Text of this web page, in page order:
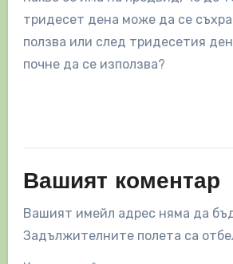
тридесет дена може да се
ползва или след тридесетия
почне да се използва?
Вашият коментар
Вашият имейл адрес няма да
Задължителните полета са